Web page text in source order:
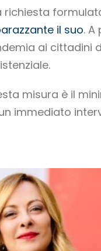
richiesta
il suo.
ai cittadini
misura è il
immediato